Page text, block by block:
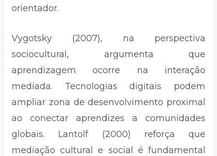
orientador.
Vygotsky (2007), na perspectiva
sociocultural, argumenta que
aprendizagem ocorre na interação
mediada. Tecnologias digitais podem
ampliar zona de desenvolvimento proximal
ao conectar aprendizes a comunidades
globais. Lantolf (2000) reforça que
mediação cultural e social é fundamental